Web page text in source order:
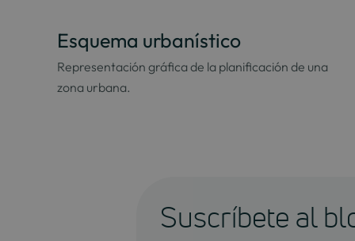
Esquema urbanístico
Representación gráfica de la planificación de una
zona urbana.
Suscríbete al